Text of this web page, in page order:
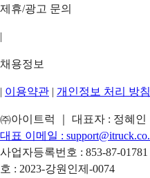
제휴/광고 문의
|
채용정보
| 이용약관 | 개인정보 처리 방침
㈜아이트럭 ｜ 대표자 : 정혜인
대표 이메일 :
사업자등록번호 : 853-87-01781
호 : 2023-강원인제-0074